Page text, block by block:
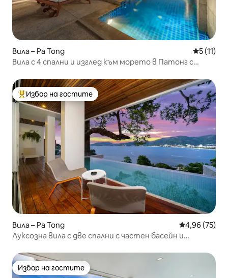
Вила – Pa Tong Средна
5 (11)
Вила с 4 спални и изглед към морето в Патонг с
Най-популярен избор на гостите
Избор на гостите
Вила – Pa Tong Средна
4,96 (75)
Луксозна вила с две спални с частен басейн и
Избор на гостите
Избор на гостите